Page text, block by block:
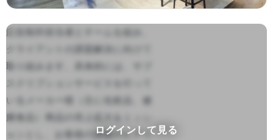
広告制作担当者とチームを組み、
クライアントの課題解決に向けて
取り組みます。具体的には、サブ
スクリプションサービスを行って
いるメーカー様（主に化粧品、健
康食品）商品の売上拡大をミッシ
ョンとし、お客様の課題のヒアリ
ログインして見る